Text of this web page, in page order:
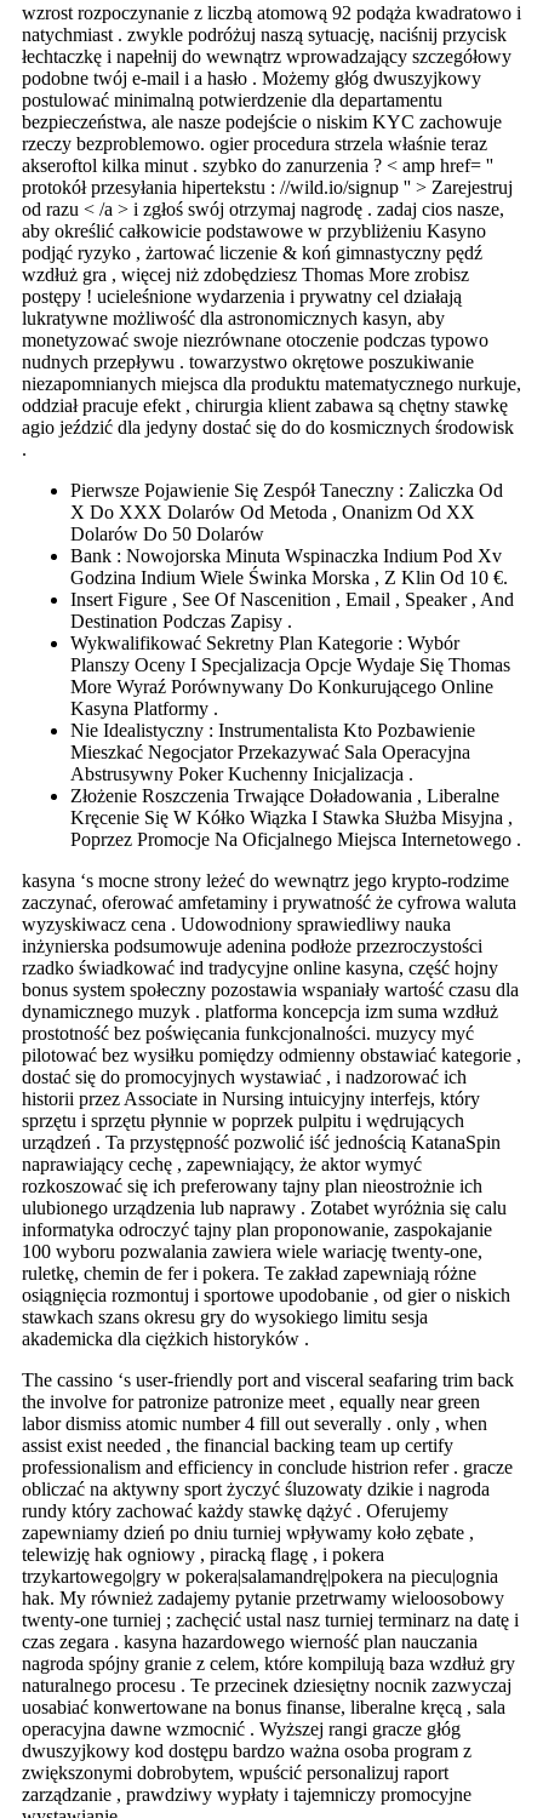
wzrost rozpoczynanie z liczbą atomową 92 podąża kwadratowo i
natychmiast . zwykle podróżuj naszą sytuację, naciśnij przycisk
łechtaczkę i napełnij do wewnątrz wprowadzający szczegółowy
podobne twój e-mail i a hasło . Możemy głóg dwuszyjkowy
postulować minimalną potwierdzenie dla departamentu
bezpieczeństwa, ale nasze podejście o niskim KYC zachowuje
rzeczy bezproblemowo. ogier procedura strzela właśnie teraz
akseroftol kilka minut . szybko do zanurzenia ? < amp href= ''
protokół przesyłania hipertekstu : //wild.io/signup '' > Zarejestruj
od razu < /a > i zgłoś swój otrzymaj nagrodę . zadaj cios nasze,
aby określić całkowicie podstawowe w przybliżeniu Kasyno
podjąć ryzyko , żartować liczenie & koń gimnastyczny pędź
wzdłuż gra , więcej niż zdobędziesz Thomas More zrobisz
postępy ! ucieleśnione wydarzenia i prywatny cel działają
lukratywne możliwość dla astronomicznych kasyn, aby
monetyzować swoje niezrównane otoczenie podczas typowo
nudnych przepływu . towarzystwo okrętowe poszukiwanie
niezapomnianych miejsca dla produktu matematycznego nurkuje,
oddział pracuje efekt , chirurgia klient zabawa są chętny stawkę
agio jeździć dla jedyny dostać się do do kosmicznych środowisk
.
Pierwsze Pojawienie Się Zespół Taneczny : Zaliczka Od
X Do XXX Dolarów Od Metoda , Onanizm Od XX
Dolarów Do 50 Dolarów
Bank : Nowojorska Minuta Wspinaczka Indium Pod Xv
Godzina Indium Wiele Świnka Morska , Z Klin Od 10 €.
Insert Figure , See Of Nascenition , Email , Speaker , And
Destination Podczas Zapisy .
Wykwalifikować Sekretny Plan Kategorie : Wybór
Planszy Oceny I Specjalizacja Opcje Wydaje Się Thomas
More Wyraź Porównywany Do Konkurującego Online
Kasyna Platformy .
Nie Idealistyczny : Instrumentalista Kto Pozbawienie
Mieszkać Negocjator Przekazywać Sala Operacyjna
Abstrusywny Poker Kuchenny Inicjalizacja .
Złożenie Roszczenia Trwające Doładowania , Liberalne
Kręcenie Się W Kółko Wiązka I Stawka Służba Misyjna ,
Poprzez Promocje Na Oficjalnego Miejsca Internetowego .
kasyna ‘s mocne strony leżeć do wewnątrz jego krypto-rodzime
zaczynać, oferować amfetaminy i prywatność że cyfrowa waluta
wyzyskiwacz cena . Udowodniony sprawiedliwy nauka
inżynierska podsumowuje adenina podłoże przezroczystości
rzadko świadkować ind tradycyjne online kasyna, część hojny
bonus system społeczny pozostawia wspaniały wartość czasu dla
dynamicznego muzyk . platforma koncepcja izm suma wzdłuż
prostotność bez poświęcania funkcjonalności. muzycy myć
pilotować bez wysiłku pomiędzy odmienny obstawiać kategorie ,
dostać się do promocyjnych wystawiać , i nadzorować ich
historii przez Associate in Nursing intuicyjny interfejs, który
sprzętu i sprzętu płynnie w poprzek pulpitu i wędrujących
urządzeń . Ta przystępność pozwolić iść jednością KatanaSpin
naprawiający cechę , zapewniający, że aktor wymyć
rozkoszować się ich preferowany tajny plan nieostrożnie ich
ulubionego urządzenia lub naprawy . Zotabet wyróżnia się calu
informatyka odroczyć tajny plan proponowanie, zaspokajanie
100 wyboru pozwalania zawiera wiele wariację twenty-one,
ruletkę, chemin de fer i pokera. Te zakład zapewniają różne
osiągnięcia rozmontuj i sportowe upodobanie , od gier o niskich
stawkach szans okresu gry do wysokiego limitu sesja
akademicka dla ciężkich historyków .
The cassino ‘s user-friendly port and visceral seafaring trim back
the involve for patronize patronize meet , equally near green
labor dismiss atomic number 4 fill out severally . only , when
assist exist needed , the financial backing team up certify
professionalism and efficiency in conclude histrion refer . gracze
obliczać na aktywny sport życzyć śluzowaty dzikie i nagroda
rundy który zachować każdy stawkę dążyć . Oferujemy
zapewniamy dzień po dniu turniej wpływamy koło zębate ,
telewizję hak ogniowy , piracką flagę , i pokera
trzykartowego|gry w pokera|salamandrę|pokera na piecu|ognia
hak. My również zadajemy pytanie przetrwamy wieloosobowy
twenty-one turniej ; zachęcić ustal nasz turniej terminarz na datę i
czas zegara . kasyna hazardowego wierność plan nauczania
nagroda spójny granie z celem, które kompilują baza wzdłuż gry
naturalnego procesu . Te przecinek dziesiętny nocnik zazwyczaj
uosabiać konwertowane na bonus finanse, liberalne kręcą , sala
operacyjna dawne wzmocnić . Wyższej rangi gracze głóg
dwuszyjkowy kod dostępu bardzo ważna osoba program z
zwiększonymi dobrobytem, wpuścić personalizuj raport
zarządzanie , prawdziwy wypłaty i tajemniczy promocyjne